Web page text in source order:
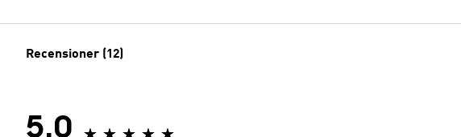
Recensioner (12)
5.0